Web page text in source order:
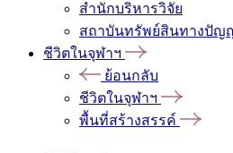
สำนักบริหารวิจัย
สถาบันทรัพย์สินทางปัญ
ชีวิตในจุฬาฯ
ย้อนกลับ
ชีวิตในจุฬาฯ
พื้นที่สร้างสรรค์